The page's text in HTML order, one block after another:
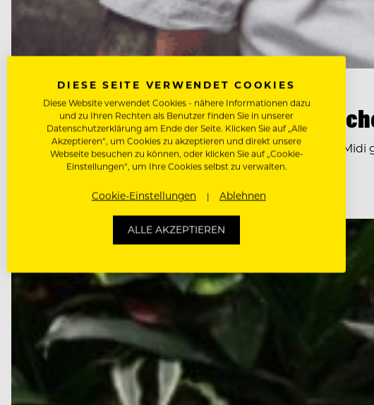
Marcus Langer wird neuer
Nach dem Abschied von Peter Wirbel ist die Nachfolge im
September die…
DIESE SEITE VERWENDET COOKIES
Diese Website verwendet Cookies - nähere Informationen dazu
und zu Ihren Rechten als Benutzer finden Sie in unserer
Datenschutzerklärung am Ende der Seite. Klicken Sie auf „Alle
Akzeptieren“, um Cookies zu akzeptieren und direkt unsere
Webseite besuchen zu können, oder klicken Sie auf „Cookie-
Einstellungen“, um Ihre Cookies selbst zu verwalten.
Cookie-Einstellungen Ablehnen
ALLE AKZEPTIEREN